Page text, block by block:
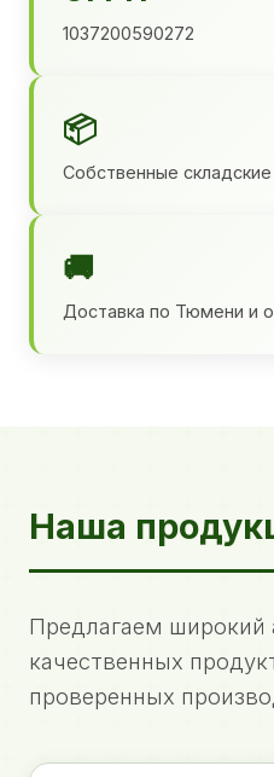
1037200590272
📦
Собственные
🚚
Доставка по Тюмени и
Наша
Предлагаем широкий
качественных
проверенных